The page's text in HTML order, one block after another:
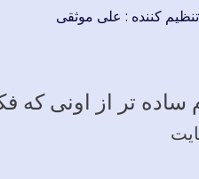
کننده : علی موثقی
تر از اونی که